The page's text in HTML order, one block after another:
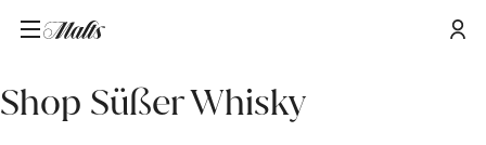
Startseite/Sweet Whisky
Shop Süßer Whisky